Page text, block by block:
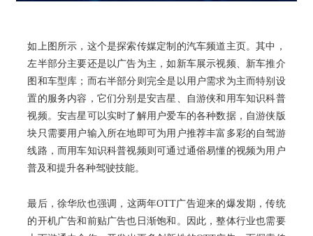
如上图所示，这个是探索传媒定制的汽车频道主页。其中，
左半部分主要还是以广告为主，如新车展示视频、新车推介
图和车型库；而右半部分则完全是以用户需求为主而特别设
置的服务内容，它们分别是安吉星、自游侠和用车知识科普
视频。安吉星可以实时了解用户爱车的各种数据，自游侠版
块只需要用户输入所在地即可为用户推荐丰富多彩的自驾游
线路，而用车知识科普视频则可通过通俗易懂的视频为用户
普及和提升各种驾驶技能。
最后，徐华欣也强调，这两年OTT广告迎来的爆发期，传统
的开机广告和前贴广告也日渐饱和。因此，整体行业也需要